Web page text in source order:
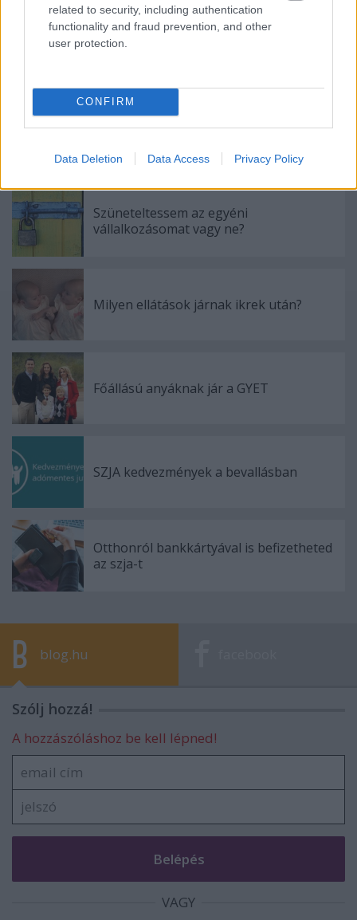
related to security, including authentication
functionality and fraud prevention, and other
user protection.
CONFIRM
Data Deletion Data Access Privacy Policy
Ajánlott bejegyzések:
Szüneteltessem az egyéni
vállalkozásomat vagy ne?
Milyen ellátások járnak ikrek után?
Főállású anyáknak jár a GYET
SZJA kedvezmények a bevallásban
Otthonról bankkártyával is befizetheted
az szja-t
blog.hu
Szólj hozzá!
A hozzászóláshoz be kell lépned!
VAGY